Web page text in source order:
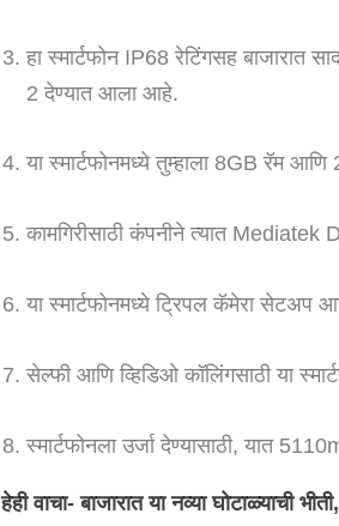
हा स्मार्टफोन IP68 रेटिंगसह बाजारात
2 देण्यात आला आहे.
या स्मार्टफोनमध्ये तुम्हाला 8GB रॅम
कामगिरीसाठी कंपनीने त्यात
या स्मार्टफोनमध्ये ट्रिपल कॅमेरा
सेल्फी आणि व्हिडिओ कॉलिंगसाठी या
स्मार्टफोनला उर्जा देण्यासाठी, यात
हेही वाचा- बाजारात या नव्या घोटाळ्याची